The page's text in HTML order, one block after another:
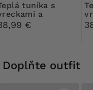
s
a
€
Teplá tunika s
Doplňte outfit